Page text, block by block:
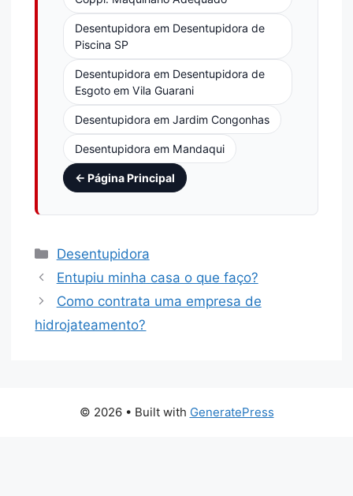
Desentupidora em Desentupidora de
Piscina SP
Desentupidora em Desentupidora de
Esgoto em Vila Guarani
Desentupidora em Jardim Congonhas
Desentupidora em Mandaqui
← Página Principal
Desentupidora
Entupiu minha casa o que faço?
Como contrata uma empresa de
hidrojateamento?
© 2026 • Built with GeneratePress